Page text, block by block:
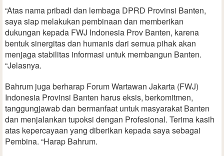
“Atas nama pribadi dan lembaga DPRD Provinsi Banten,
saya siap melakukan pembinaan dan memberikan
dukungan kepada FWJ Indonesia Prov Banten, karena
bentuk sinergitas dan humanis dari semua pihak akan
menjaga stabilitas informasi untuk membangun Banten.
“Jelasnya.
Bahrum juga berharap Forum Wartawan Jakarta (FWJ)
Indonesia Provinsi Banten harus eksis, berkomitmen,
tanggungjawab dan bermanfaat untuk masyarakat Banten
dan menjalankan tupoksi dengan Profesional. Terima kasih
atas kepercayaan yang diberikan kepada saya sebagai
Pembina. “Harap Bahrum.